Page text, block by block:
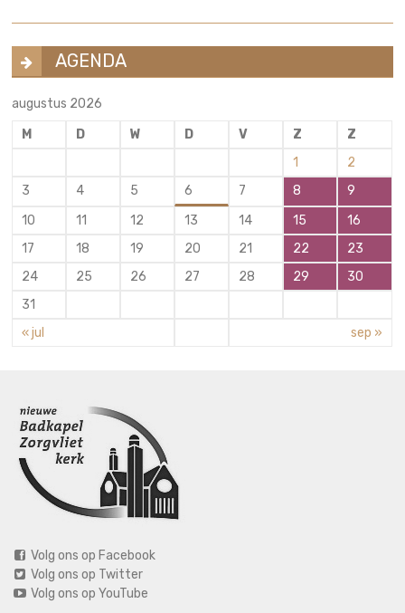
AGENDA
augustus 2026
M
D W D V Z
Z
1
2
3
4 5 6 7 8
9
10
11 12 13 14 15
16
17
18 19 20 21 22
23
24
25 26 27 28 29
30
31
« jul
sep »
Volg ons op Facebook
Volg ons op Twitter
Volg ons op YouTube